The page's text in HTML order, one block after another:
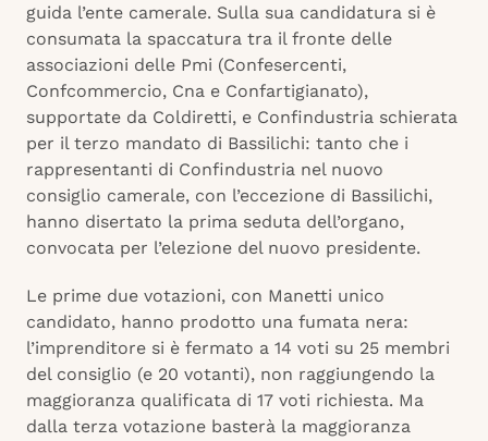
guida l’ente camerale. Sulla sua candidatura si è
consumata la spaccatura tra il fronte delle
associazioni delle Pmi (Confesercenti,
Confcommercio, Cna e Confartigianato),
supportate da Coldiretti, e Confindustria schierata
per il terzo mandato di Bassilichi: tanto che i
rappresentanti di Confindustria nel nuovo
consiglio camerale, con l’eccezione di Bassilichi,
hanno disertato la prima seduta dell’organo,
convocata per l’elezione del nuovo presidente.
Le prime due votazioni, con Manetti unico
candidato, hanno prodotto una fumata nera:
l’imprenditore si è fermato a 14 voti su 25 membri
del consiglio (e 20 votanti), non raggiungendo la
maggioranza qualificata di 17 voti richiesta. Ma
dalla terza votazione basterà la maggioranza